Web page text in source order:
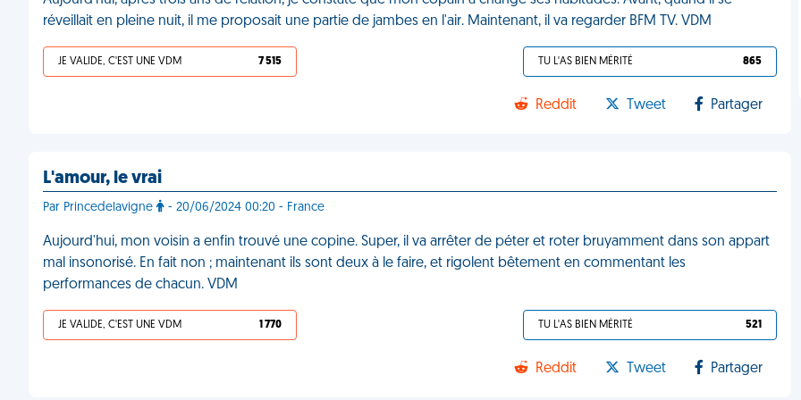
réveillait en pleine nuit, il me proposait une partie de jambes en l'air. Maintenant, il va regarder BFM TV. VDM
JE VALIDE, C'EST UNE VDM 7 515 TU L'AS BIEN MÉRITÉ 865
Reddit Tweet Partager
L'amour, le vrai
Par Princedelavigne - 20/06/2024 00:20 - France
Aujourd'hui, mon voisin a enfin trouvé une copine. Super, il va arrêter de péter et roter bruyamment dans son appart
mal insonorisé. En fait non ; maintenant ils sont deux à le faire, et rigolent bêtement en commentant les
performances de chacun. VDM
JE VALIDE, C'EST UNE VDM 1 770 TU L'AS BIEN MÉRITÉ 521
Reddit Tweet Partager